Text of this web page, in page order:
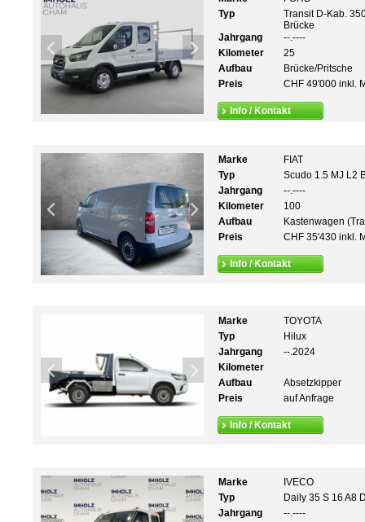
Typ
Transit D-Kab.
Brücke
Jahrgang
--.----
Kilometer
25
Aufbau
Brücke/Pritsche
Preis
CHF 49'000 inkl.
Info / Kontakt
Marke
FIAT
Typ
Scudo 1.5 MJ L2
Jahrgang
--.----
Kilometer
100
Aufbau
Kastenwagen
Preis
CHF 35'430 inkl.
Info / Kontakt
Marke
TOYOTA
Typ
Hilux
Jahrgang
--.2024
Kilometer
Aufbau
Absetzkipper
Preis
auf Anfrage
Info / Kontakt
Marke
IVECO
Typ
Daily 35 S 16 A8
Jahrgang
--.----